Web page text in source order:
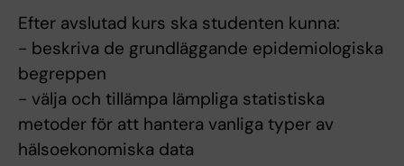
Efter avslutad kurs ska studenten kunna:
- beskriva de grundläggande epidemiologiska
begreppen
- välja och tillämpa lämpliga statistiska
metoder för att hantera vanliga typer av
hälsoekonomiska data